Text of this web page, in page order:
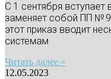
С 1 сентября
заменяет собой ПП №
этот приказ вводит
системам
Читать далее »
12.05.2023